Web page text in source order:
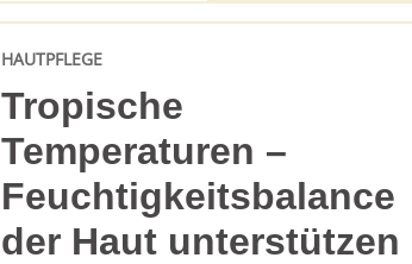
Tropische
Temperaturen –
Feuchtigkeitsbalance
der Haut unterstützen
HAUTPFLEGE